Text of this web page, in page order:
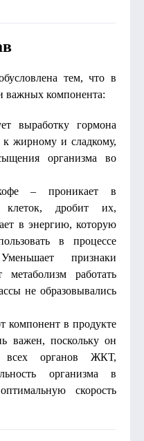
тем, что в
важных компонента:
выработку гормона
к жирному и сладкому,
организма во
– проникает в
клеток, дробит их,
в энергию, которую
в процессе
признаки
метаболизм работать
не образовывались
компонент в продукте
важен, поскольку он
всех органов ЖКТ,
организма в
скорость